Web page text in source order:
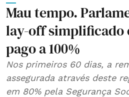
Mau tempo.
lay-off simplificado
pago a 100%
Nos primeiros 60 dias, a
assegurada através deste
em 80% pela Segurança